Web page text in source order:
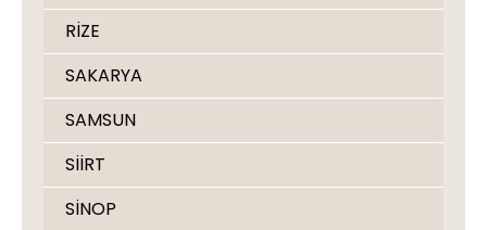
RİZE
SAKARYA
SAMSUN
SİİRT
SİNOP